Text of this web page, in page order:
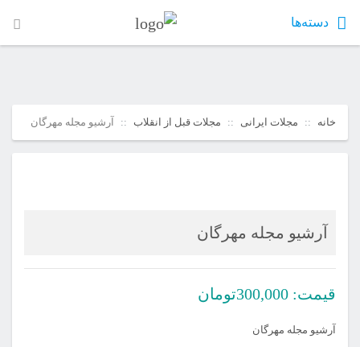
دسته‌ها
خانه مجلات ایرانی مجلات قبل از انقلاب آرشیو مجله مهرگان
آرشیو مجله مهرگان
قیمت: 300,000تومان
آرشیو مجله مهرگان